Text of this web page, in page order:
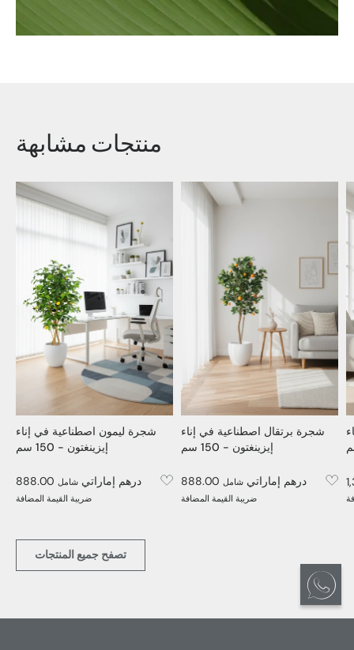
منتجات مشابهة
شجرة ليمون اصطناعية في إناء
إيزينغتون - 150 سم
888.00 درهم إماراتي شامل
ضريبة القيمة المضافة
شجرة برتقال اصطناعية في إناء
إيزينغتون - 150 سم
888.00 درهم إماراتي شامل
ضريبة القيمة المضافة
تصفح جميع المنتجات